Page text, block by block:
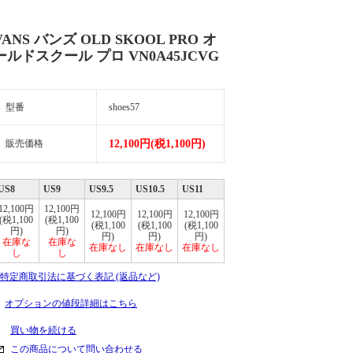
バンズ OLD SKOOL PRO オ
ルドスクール プロ VN0A45JCVG
型番 shoes57
販売価格 12,100円(税1,100円)
US9 US9.5 US10.5
US11
円
(税1,100
円)
在庫な
し
12,100円
(税1,100
円)
在庫な
し
12,100円
(税1,100
円)
在庫なし
12,100円
(税1,100
円)
在庫なし
12,100円
(税1,100
円)
在庫なし
定商取引法に基づく表記 (返品など)
オプションの値段詳細はこちら
買い物を続ける
この商品について問い合わせる